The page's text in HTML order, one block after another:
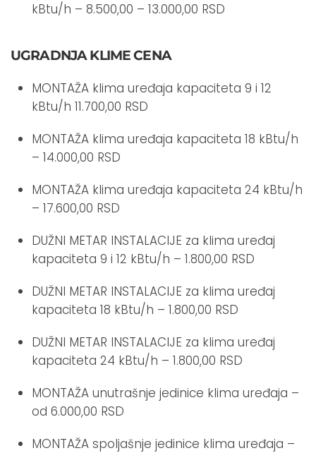
kBtu/h – 8.500,00 – 13.000,00 RSD
UGRADNJA KLIME CENA
MONTAŽA klima uređaja kapaciteta 9 i 12
kBtu/h 11.700,00 RSD
MONTAŽA klima uređaja kapaciteta 18 kBtu/h
– 14.000,00 RSD
MONTAŽA klima uređaja kapaciteta 24 kBtu/h
– 17.600,00 RSD
DUŽNI METAR INSTALACIJE za klima uređaj
kapaciteta 9 i 12 kBtu/h – 1.800,00 RSD
DUŽNI METAR INSTALACIJE za klima uređaj
kapaciteta 18 kBtu/h – 1.800,00 RSD
DUŽNI METAR INSTALACIJE za klima uređaj
kapaciteta 24 kBtu/h – 1.800,00 RSD
MONTAŽA unutrašnje jedinice klima uređaja –
od 6.000,00 RSD
MONTAŽA spoljašnje jedinice klima uređaja –